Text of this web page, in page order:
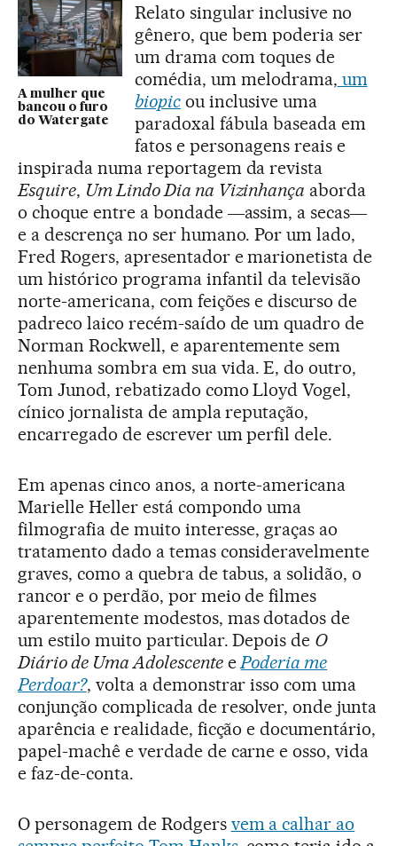
A mulher que
bancou o furo
do Watergate
Relato singular inclusive no
gênero, que bem poderia ser
um drama com toques de
comédia, um melodrama, um
biopicou inclusive uma
paradoxal fábula baseada em
fatos e personagens reais e
inspirada numa reportagem da revista
Esquire, Um Lindo Dia na Vizinhança aborda
o choque entre a bondade ―assim, a secas―
e a descrença no ser humano. Por um lado,
Fred Rogers, apresentador e marionetista de
um histórico programa infantil da televisão
norte-americana, com feições e discurso de
padreco laico recém-saído de um quadro de
Norman Rockwell, e aparentemente sem
nenhuma sombra em sua vida. E, do outro,
Tom Junod, rebatizado como Lloyd Vogel,
cínico jornalista de ampla reputação,
encarregado de escrever um perfil dele.
Em apenas cinco anos, a norte-americana
Marielle Heller está compondo uma
filmografia de muito interesse, graças ao
tratamento dado a temas consideravelmente
graves, como a quebra de tabus, a solidão, o
rancor e o perdão, por meio de filmes
aparentemente modestos, mas dotados de
um estilo muito particular. Depois de O
Diário de Uma AdolescenteePoderia me
Perdoar?, volta a demonstrar isso com uma
conjunção complicada de resolver, onde junta
aparência e realidade, ficção e documentário,
papel-machê e verdade de carne e osso, vida
e faz-de-conta.
O personagem de Rodgers vem a calhar ao